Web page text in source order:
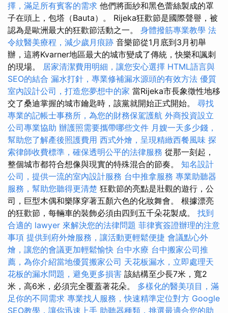
擇，滿足所有賓客的需求 他們將面紗和黑色蕾絲製成的罩
子在頭上，包塔（Bauta）。 Rijeka狂歡節是國際聲譽，被
認為是歐洲最大的狂歡節活動之一。 身體撥筋專業教學 法
令紋醫美療程，減少歲月痕跡 音樂節從1月底到3月初舉
辦，這將Kvarner地區最大的城市變成了傳統，快樂和諷刺
的現場。 居家清潔費用明細，讓您安心選擇 HTML語言與
SEO的結合 漏水打針，專業修補漏水源頭的有效方法 優質
室內設計公司，打造您夢想中的家 當Rijeka市長象徵性地移
交了桑迪掌握的城市鑰匙時，該黨就開始正式開始。 尋找
專業的記帳士事務所，為您的財務保駕護航 外商投資設立
公司專業協助 辦護照需要攜帶哪些文件 月嫂一天多少錢，
幫助您了解產後照護費用 西式外燴，呈現精緻西餐風味 探
索律師收費標準，確保透明公平的法律服務 從那一刻起，
整個城市都符合想像與現實的特殊混合的節奏。 知名設計
公司，提供一流的室內設計服務 台中推拿服務 專業助聽器
服務，幫助您聽得更清楚 狂歡節的亮點是壯觀的遊行，公
司，巨型木偶和樂隊穿著五顏六色的化妝舞會。 根據漂亮
的狂歡節，每輛車的裝飾必須由四到五千朵花製成。 找到
合適的 lawyer 來解決您的法律問題 菲律賓簽證辦理的注意
事項 提供到府外燴服務，讓活動更輕鬆便捷 會議點心外
燴，讓您的會議更加輕鬆愉快 台中水療 台中搬家公司推
薦，為你介紹當地優質搬家公司 天花板漏水，立即處理天
花板的漏水問題，避免更多損害 該結構至少長7米，寬2
米，高6米，必須完全覆蓋著花朵。 多樣化的醫美項目，滿
足你的不同需求 專業找人服務，快速精準定位對方 Google
SEO教學，讓你迅速上手 助聽器種類，挑選最適合您的助